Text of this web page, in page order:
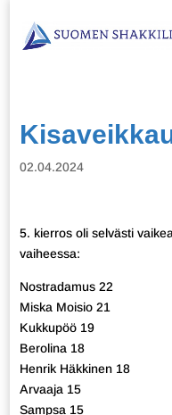
02.04.2024
5. kierros oli selvästi
vaiheessa:
Nostradamus 22
Miska Moisio 21
Kukkupöö 19
Berolina 18
Henrik Häkkinen 18
Arvaaja 15
Sampsa 15